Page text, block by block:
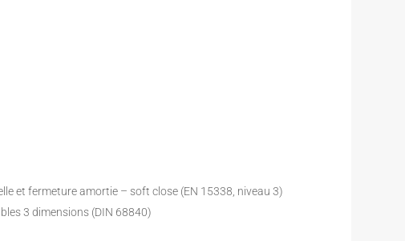
et fermeture amortie – soft close (EN 15338, niveau 3)
3 dimensions (DIN 68840)